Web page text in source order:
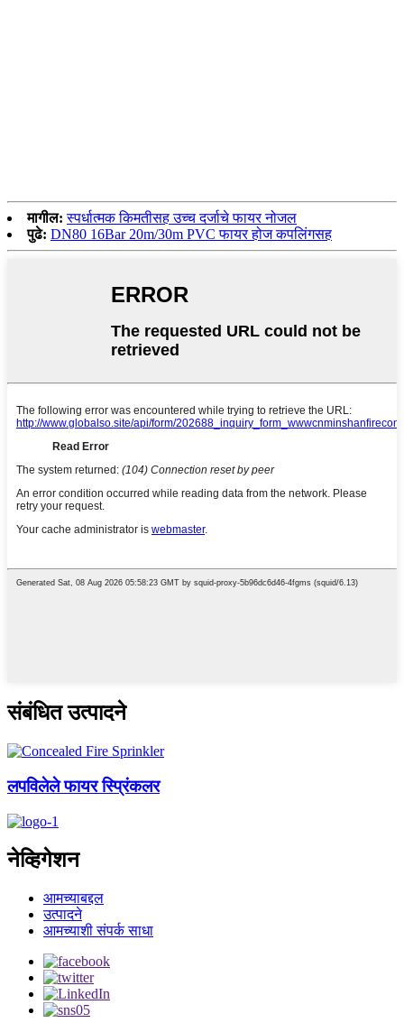
मागील: स्पर्धात्मक किमतीसह उच्च दर्जाचे फायर नोजल
पुढे: DN80 16Bar 20m/30m PVC फायर होज कपलिंगसह
संबंधित उत्पादने
लपविलेले फायर स्प्रिंकलर
नेव्हिगेशन
आमच्याबद्दल
उत्पादने
आमच्याशी संपर्क साधा